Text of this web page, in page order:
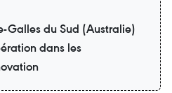
Galles du Sud (Australie)
dans les